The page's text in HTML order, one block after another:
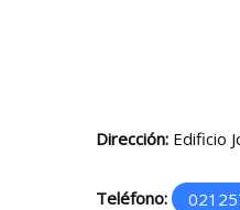
Dirección: Edificio
Teléfono: